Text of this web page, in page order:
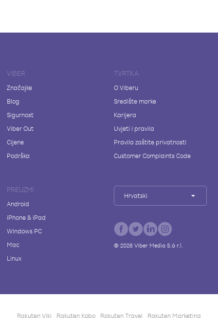
VIBER
Značajke
Blog
Sigurnost
Viber Out
Cijene
Podrška
TVRTKA
O Viberu
Središte marke
Karijera
Uvjeti i pravila
Pravila zaštite privatnosti
Customer Complaints Code
PREUZMI
Android
iPhone & iPad
Windows PC
Mac
Linux
Hrvatski
© 2026Viber Media S.à r.l.
Rakuten Viki Rakuten Kobo Rakuten Travel Rakuten Marketing